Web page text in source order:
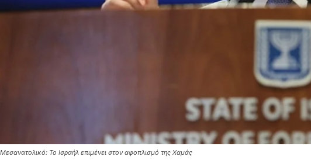
Μεσανατολικό: Το Ισραήλ επιμένει στον αφοπλισμό της Χαμάς